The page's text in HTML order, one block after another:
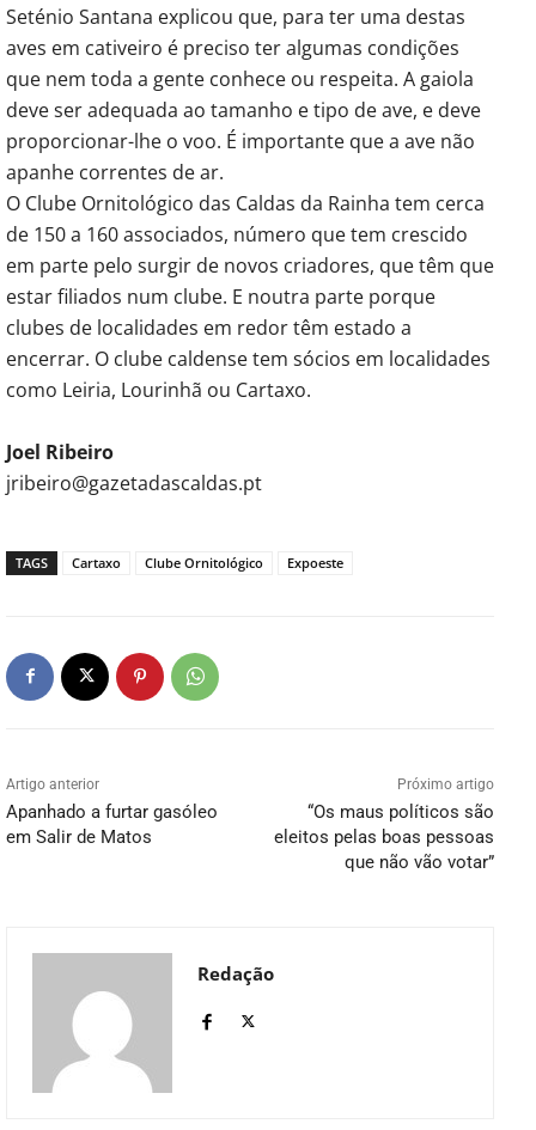
Seténio Santana explicou que, para ter uma destas
aves em cativeiro é preciso ter algumas condições
que nem toda a gente conhece ou respeita. A gaiola
deve ser adequada ao tamanho e tipo de ave, e deve
proporcionar-lhe o voo. É importante que a ave não
apanhe correntes de ar.
O Clube Ornitológico das Caldas da Rainha tem cerca
de 150 a 160 associados, número que tem crescido
em parte pelo surgir de novos criadores, que têm que
estar filiados num clube. E noutra parte porque
clubes de localidades em redor têm estado a
encerrar. O clube caldense tem sócios em localidades
como Leiria, Lourinhã ou Cartaxo.
Joel Ribeiro
jribeiro@gazetadascaldas.pt
TAGS Cartaxo Clube Ornitológico Expoeste
Artigo anterior
Apanhado a furtar gasóleo
em Salir de Matos
Próximo artigo
“Os maus políticos são
eleitos pelas boas pessoas
que não vão votar”
Redação